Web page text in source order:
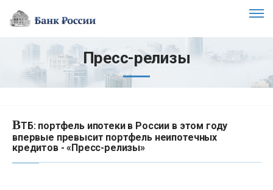
Пресс-релизы
ВТБ: портфель ипотеки в России в этом году
впервые превысит портфель неипотечных
кредитов - «Пресс-релизы»